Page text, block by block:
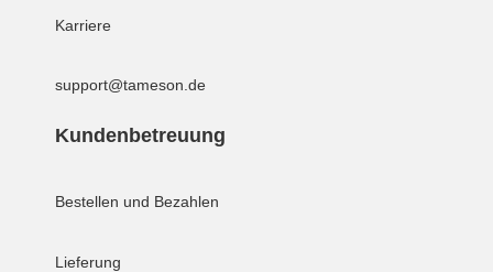
Karriere
support@tameson.de
Kundenbetreuung
Bestellen und Bezahlen
Lieferung